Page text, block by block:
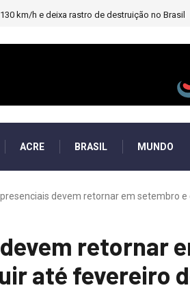
km/h e deixa rastro de destruição no Brasil
ACRE BRASIL MUNDO
devem retornar em setembro e
retornar
até fevereiro